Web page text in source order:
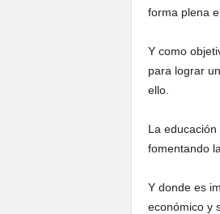
forma plena
Y como
para lograr
ello.
La
fomentando
Y donde es
económico y